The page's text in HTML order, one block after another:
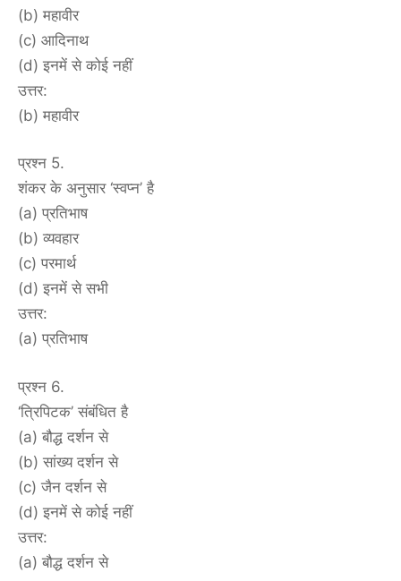
(b) महावीर
(c) आदिनाथ
(d) इनमें से कोई नहीं
उत्तर:
(b) महावीर
प्रश्न 5.
शंकर के अनुसार ‘स्वप्न’ है
(a) प्रतिभाष
(b) व्यवहार
(c) परमार्थ
(d) इनमें से सभी
उत्तर:
(a) प्रतिभाष
प्रश्न 6.
‘त्रिपिटक’ संबंधित है
(a) बौद्ध दर्शन से
(b) सांख्य दर्शन से
(c) जैन दर्शन से
(d) इनमें से कोई नहीं
उत्तर:
(a) बौद्ध दर्शन से